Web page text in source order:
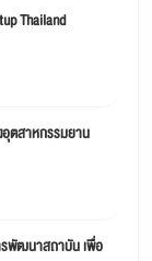
Thailand
อุตสาหกรรมยาน
รพัฒนาสถาบัน เพื่อ